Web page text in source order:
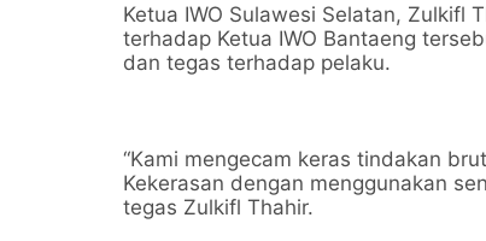
Ketua IWO Sulawesi Selatan, Zulkifl
terhadap Ketua IWO Bantaeng
dan tegas terhadap pelaku.
“Kami mengecam keras tindakan
Kekerasan dengan menggunakan
tegas Zulkifl Thahir.